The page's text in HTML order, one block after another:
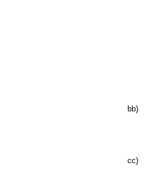
bb)
cc)